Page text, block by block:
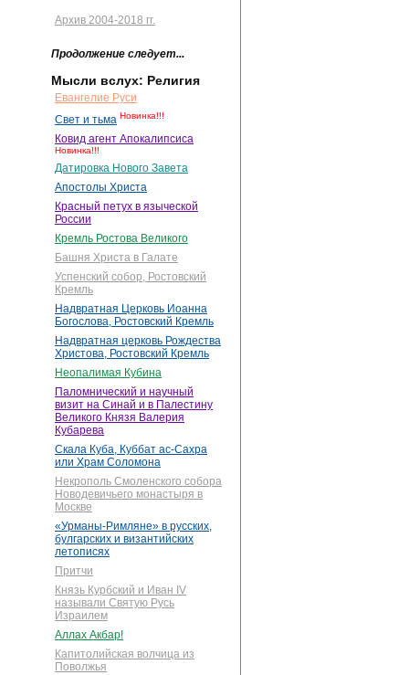
Архив 2004-2018 гг.
Продолжение следует...
Мысли вслух: Религия
Евангелие Руси
Свет и тьма Новинка!!!
Ковид агент Апокалипсиса
Новинка!!!
Датировка Нового Завета
Апостолы Христа
Красный петух в языческой
России
Кремль Ростова Великого
Башня Христа в Галате
Успенский собор, Ростовский
Кремль
Надвратная Церковь Иоанна
Богослова, Ростовский Кремль
Надвратная церковь Рождества
Христова, Ростовский Кремль
Неопалимая Кубина
Паломнический и научный
визит на Синай и в Палестину
Великого Князя Валерия
Кубарева
Скала Куба, Куббат ас-Сахра
или Храм Соломона
Некрополь Смоленского собора
Новодевичьего монастыря в
Москве
«Урманы-Римляне» в русских,
булгарских и византийских
летописях
Притчи
Князь Курбский и Иван IV
называли Святую Русь
Израилем
Аллах Акбар!
Капитолийская волчица из
Поволжья